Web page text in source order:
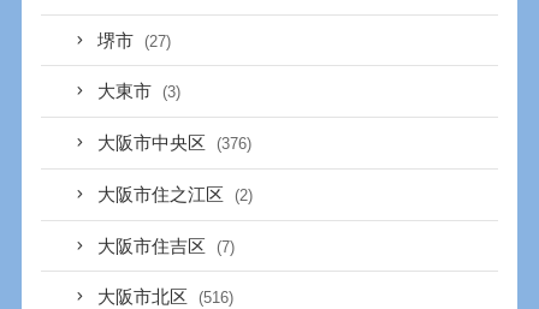
堺市 (27)
大東市 (3)
大阪市中央区 (376)
大阪市住之江区 (2)
大阪市住吉区 (7)
大阪市北区 (516)